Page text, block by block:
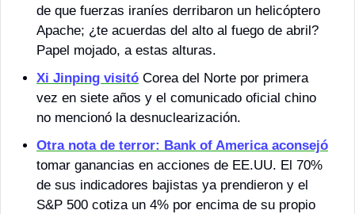
de que fuerzas iraníes derribaron un helicóptero
Apache; ¿te acuerdas del alto al fuego de abril?
Papel mojado, a estas alturas.
Xi Jinping visitó Corea del Norte por primera
vez en siete años y el comunicado oficial chino
no mencionó la desnuclearización.
Otra nota de terror: Bank of America aconsejó
tomar ganancias en acciones de EE.UU. El 70%
de sus indicadores bajistas ya prendieron y el
S&P 500 cotiza un 4% por encima de su propio